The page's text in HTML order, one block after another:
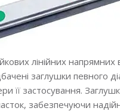
лінійних
заглушки певного
її застосування.
забезпечуючи